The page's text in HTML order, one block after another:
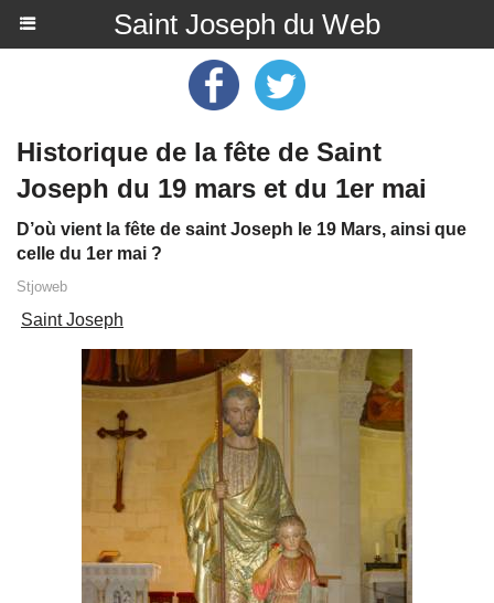
Saint Joseph du Web
Historique de la fête de Saint
Joseph du 19 mars et du 1er mai
D’où vient la fête de saint Joseph le 19 Mars, ainsi que
celle du 1er mai ?
Stjoweb
Saint Joseph